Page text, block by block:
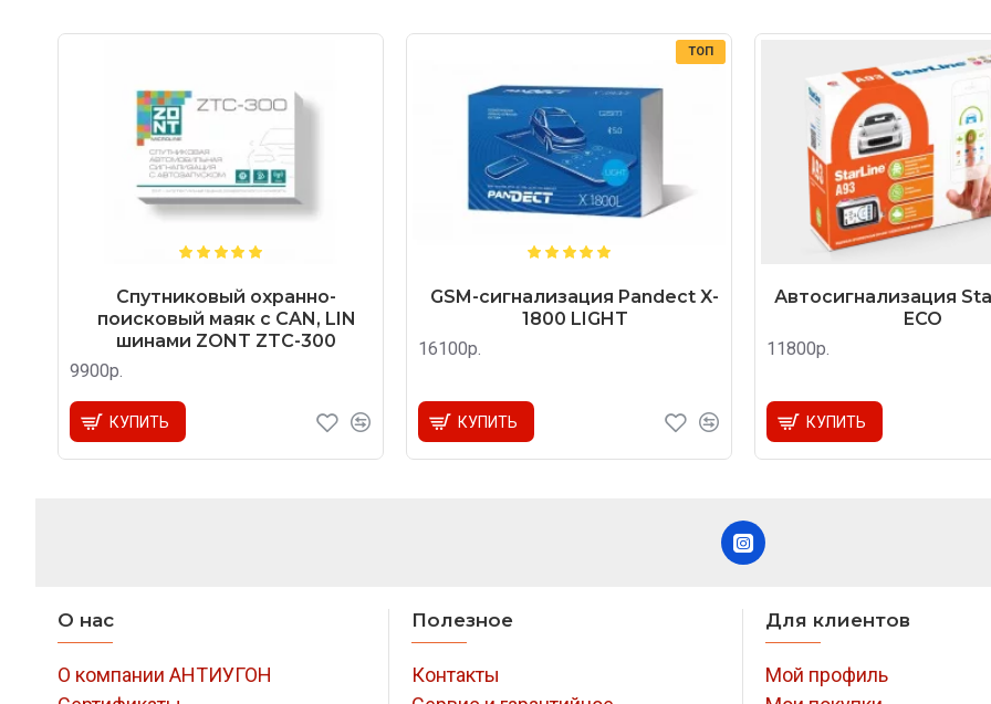
Спутниковый охранно-
поисковый маяк с CAN, LIN
шинами ZONT ZTC-300
9900р.
КУПИТЬ
ТОП
GSM-сигнализация Pandect X-
1800 LIGHT
16100р.
КУПИТЬ
Автосигнализация
ECO
11800р.
КУПИТЬ
О нас
О компании АНТИУГОН
Полезное
Контакты
Для клиентов
Мой профиль